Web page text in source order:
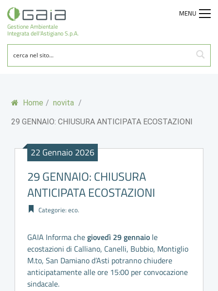
Gestione Ambientale
Integrata dell'Astigiano S.p.A.
MENU
Home / novita /
29 GENNAIO: CHIUSURA ANTICIPATA ECOSTAZIONI
22 Gennaio 2026
29 GENNAIO: CHIUSURA
ANTICIPATA ECOSTAZIONI
Categorie: eco.
GAIA Informa chegiovedì 29 gennaio le
ecostazioni di Calliano, Canelli, Bubbio, Montiglio
M.to, San Damiano d’Asti potranno chiudere
anticipatamente alle ore 15:00 per convocazione
sindacale.